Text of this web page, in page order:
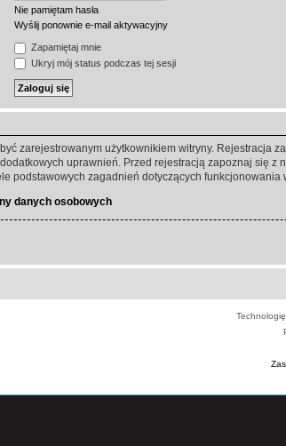
Nie pamiętam hasła
Wyślij ponownie e-mail aktywacyjny
Zapamiętaj mnie
Ukryj mój status podczas tej sesji
zarejestrowanym użytkownikiem witryny. Rejestracja
uprawnień. Przed rejestracją zapoznaj się
podstawowych zagadnień dotyczących funkcjonowania
danych osobowych